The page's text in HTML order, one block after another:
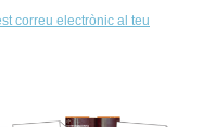
correu electrònic al teu